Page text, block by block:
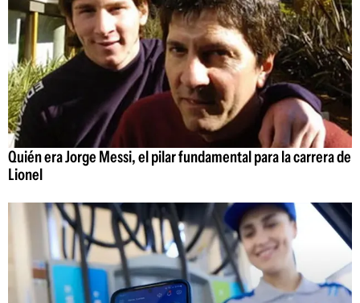
Quién era Jorge Messi, el pilar fundamental para la carrera de
Lionel